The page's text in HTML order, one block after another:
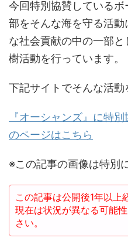
今回特別協賛している
部をそんな海を守る活
な社会貢献の中の一部
樹活動を行っています。
下記サイトでそんな活動
『オーシャンズ』に特
のページはこちら
※この記事の画像は特別
この記事は公開後1年以上
現在は状況が異なる可能
さい。